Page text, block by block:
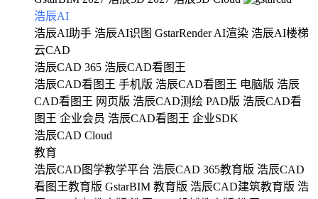
浩辰AI
浩辰AI助手 浩辰AI识图 GstarRender AI渲染 浩辰AI楼梯
云CAD
浩辰CAD 365 浩辰CAD看图王
浩辰CAD看图王 手机版 浩辰CAD看图王 电脑版 浩辰
CAD看图王 网页版 浩辰CAD测绘 PAD版 浩辰CAD看
图王 企业会员 浩辰CAD看图王 企业SDK
浩辰CAD Cloud
教育
浩辰CAD图学教学平台 浩辰CAD 365教育版 浩辰CAD
看图王教育版 GstarBIM 教育版 浩辰CAD建筑教育版 浩